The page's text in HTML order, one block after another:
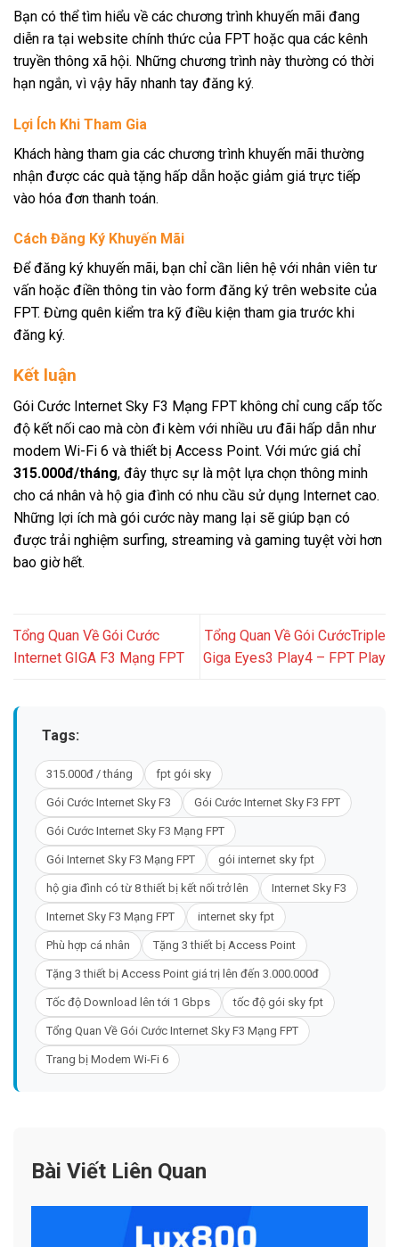
Bạn có thể tìm hiểu về các chương trình khuyến mãi đang
diễn ra tại website chính thức của FPT hoặc qua các kênh
truyền thông xã hội. Những chương trình này thường có thời
hạn ngắn, vì vậy hãy nhanh tay đăng ký.
Lợi Ích Khi Tham Gia
Khách hàng tham gia các chương trình khuyến mãi thường
nhận được các quà tặng hấp dẫn hoặc giảm giá trực tiếp
vào hóa đơn thanh toán.
Cách Đăng Ký Khuyến Mãi
Để đăng ký khuyến mãi, bạn chỉ cần liên hệ với nhân viên tư
vấn hoặc điền thông tin vào form đăng ký trên website của
FPT. Đừng quên kiểm tra kỹ điều kiện tham gia trước khi
đăng ký.
Kết luận
Gói Cước Internet Sky F3 Mạng FPT không chỉ cung cấp tốc
độ kết nối cao mà còn đi kèm với nhiều ưu đãi hấp dẫn như
modem Wi-Fi 6 và thiết bị Access Point. Với mức giá chỉ
315.000đ/tháng, đây thực sự là một lựa chọn thông minh
cho cá nhân và hộ gia đình có nhu cầu sử dụng Internet cao.
Những lợi ích mà gói cước này mang lại sẽ giúp bạn có
được trải nghiệm surfing, streaming và gaming tuyệt vời hơn
bao giờ hết.
Tổng Quan Về Gói Cước
Internet GIGA F3 Mạng FPT
Tổng Quan Về Gói CướcTriple
Giga Eyes3 Play4 – FPT Play
Tags:
315.000đ / tháng fpt gói sky
Gói Cước Internet Sky F3 Gói Cước Internet Sky F3 FPT
Gói Cước Internet Sky F3 Mạng FPT
Gói Internet Sky F3 Mạng FPT gói internet sky fpt
hộ gia đình có từ 8 thiết bị kết nối trở lên Internet Sky F3
Internet Sky F3 Mạng FPT internet sky fpt
Phù hợp cá nhân Tặng 3 thiết bị Access Point
Tặng 3 thiết bị Access Point giá trị lên đến 3.000.000đ
Tốc độ Download lên tới 1 Gbps tốc độ gói sky fpt
Tổng Quan Về Gói Cước Internet Sky F3 Mạng FPT
Trang bị Modem Wi-Fi 6
Bài Viết Liên Quan